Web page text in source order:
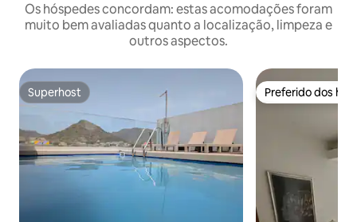
Os hóspedes concordam: estas acomodações foram
muito bem avaliadas quanto a localização, limpeza e
outros aspectos.
Superhost
Superhost Preferido dos
Preferido dos